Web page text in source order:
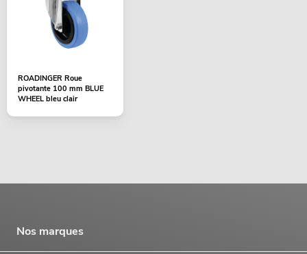
ROADINGER Roue
pivotante 100 mm BLUE
WHEEL bleu clair
Nos marques